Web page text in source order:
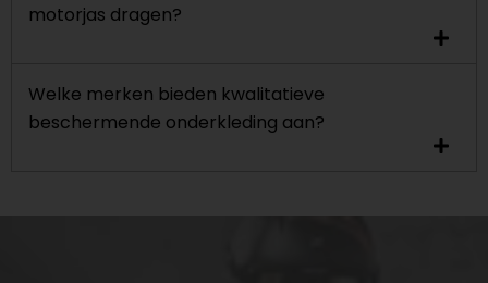
motorjas dragen?
Welke merken bieden kwalitatieve
beschermende onderkleding aan?